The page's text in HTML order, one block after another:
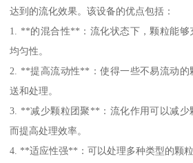
达到的流化效果。该设备的优点包括：
1. **的混合性**：流化状态下，颗粒能够
均匀性。
2. **提高流动性**：使得一些不易流动的
送和处理。
3. **减少颗粒团聚**：流化作用可以减少
而提高处理效率。
4. **适应性强**：可以处理多种类型的颗粒